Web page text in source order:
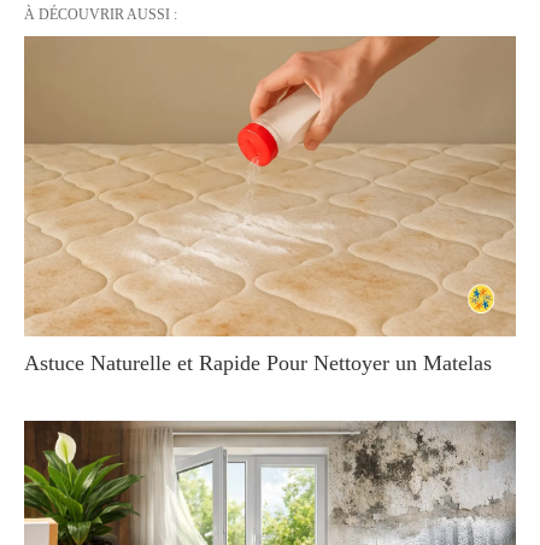
À DÉCOUVRIR AUSSI :
Astuce Naturelle et Rapide Pour Nettoyer un Matelas